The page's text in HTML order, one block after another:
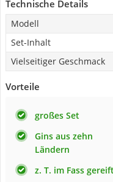
Technische Details
Modell
Set-Inhalt
Vielseitiger Geschmack
Vorteile
großes Set
Gins aus zehn
Ländern
z. T. im Fass